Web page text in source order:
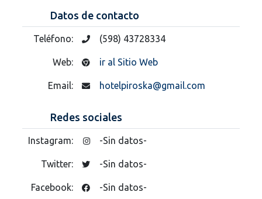
Datos de contacto
Teléfono: (598) 43728334
Web: ir al Sitio Web
Email: hotelpiroska@gmail.com
Redes sociales
Instagram: -Sin datos-
Twitter: -Sin datos-
Facebook: -Sin datos-